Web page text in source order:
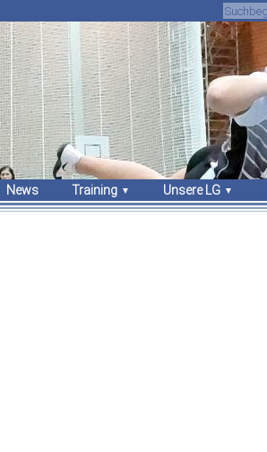
News
Training
Trainingszeiten
Unsere LG
Über uns